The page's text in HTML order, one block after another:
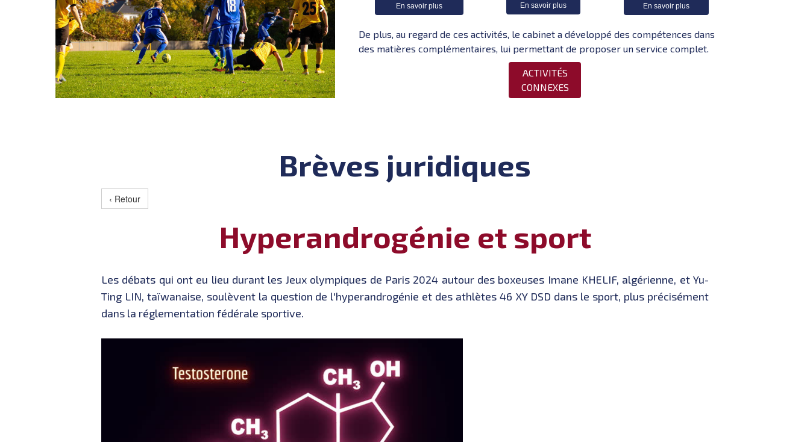
En savoir plus En savoir plus En savoir plus
De plus, au regard de ces activités, le cabinet a développé des compétences dans
des matières complémentaires, lui permettant de proposer un service complet.
ACTIVITÉS
CONNEXES
Brèves juridiques
‹ Retour
Hyperandrogénie et sport
Les débats qui ont eu lieu durant les Jeux olympiques de Paris 2024 autour des boxeuses Imane KHELIF, algérienne, et Yu-
Ting LIN, taïwanaise, soulèvent la question de l'hyperandrogénie et des athlètes 46 XY DSD dans le sport, plus précisément
dans la réglementation fédérale sportive.